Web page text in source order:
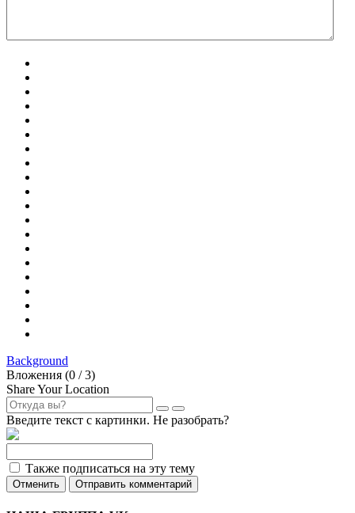
Background
Вложения (0 / 3)
Share Your Location
Введите текст с картинки. Не разобрать?
Также подписаться на эту тему
Отменить Отправить комментарий